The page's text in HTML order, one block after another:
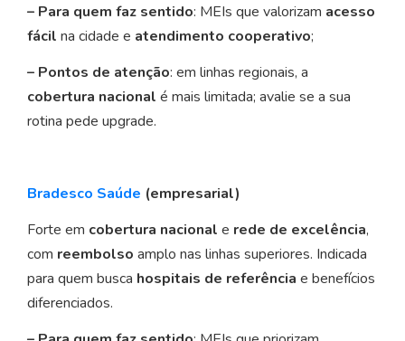
– Para quem faz sentido: MEIs que valorizam acesso
fácil na cidade e atendimento cooperativo;
– Pontos de atenção: em linhas regionais, a
cobertura nacional é mais limitada; avalie se a sua
rotina pede upgrade.
Bradesco Saúde (empresarial)
Forte em cobertura nacional e rede de excelência,
com reembolso amplo nas linhas superiores. Indicada
para quem busca hospitais de referência e benefícios
diferenciados.